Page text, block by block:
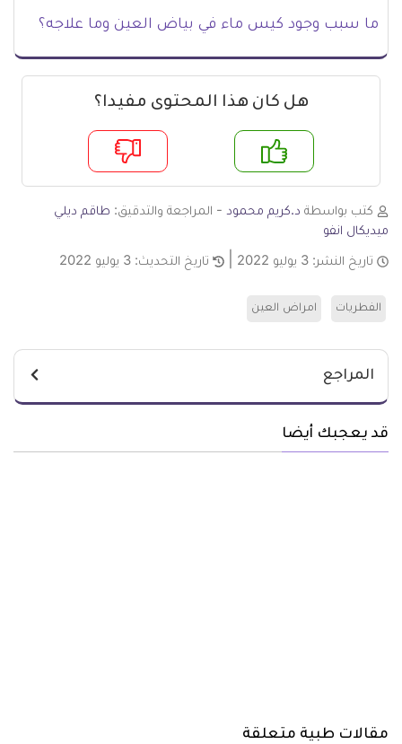
ما سبب وجود كيس ماء في بياض العين وما علاجه؟
هل كان هذا المحتوى مفيدا؟
لا
كتب بواسطة د.كريم محمود - المراجعة والتدقيق: طاقم ديلي
ميديكال انفو
تاريخ النشر: 3 يوليو 2022 تاريخ التحديث: 3 يوليو 2022
الفطريات امراض العين
المراجع
قد يعجبك أيضا
مقالات طبية متعلقة